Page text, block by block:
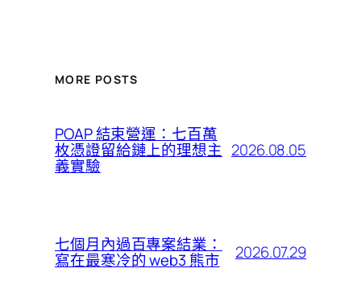
MORE POSTS
POAP 結束營運：七百萬
枚憑證留給鏈上的理想主
義實驗
2026.08.05
七個月內過百專案結業：
寫在最寒冷的 web3 熊市 2026.07.29